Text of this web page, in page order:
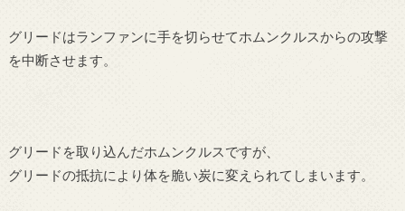
グリードはランファンに手を切らせてホムンクルスからの攻撃
を中断させます。
グリードを取り込んだホムンクルスですが、
グリードの抵抗により体を脆い炭に変えられてしまいます。